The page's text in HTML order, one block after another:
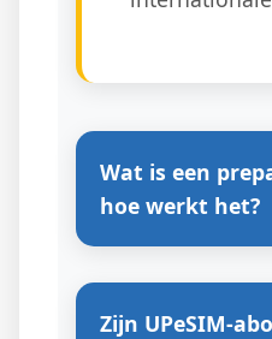
Wat is een
hoe werkt het?
Zijn UPeSIM-